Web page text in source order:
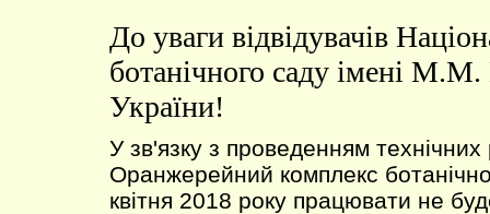
До уваги відвідувачів
ботанічного саду імені
України!
У зв'язку з проведенням технічних
Оранжерейний комплекс
квітня 2018 року працювати не